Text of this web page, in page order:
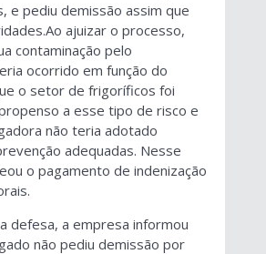
e pediu demissão assim que
ajuizar o processo,
contaminação pelo
ocorrido em função do
o setor de frigoríficos foi
a esse tipo de risco e
não teria adotado
adequadas. Nesse
o pagamento de indenização
defesa, a empresa informou
não pediu demissão por